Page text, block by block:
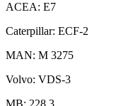
ACEA: E7
Caterpillar: ECF-2
MAN: М 3275
Volvo: VDS-3
MB: 228.3